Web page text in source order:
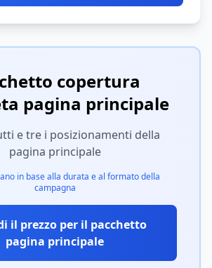
copertura
pagina principale
e tre i posizionamenti della
pagina principale
in base alla durata e al formato della
campagna
il prezzo per il pacchetto
pagina principale